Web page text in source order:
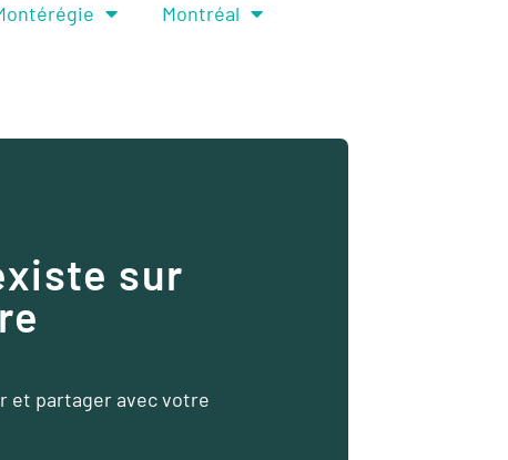
Montréal
sur
et partager avec votre